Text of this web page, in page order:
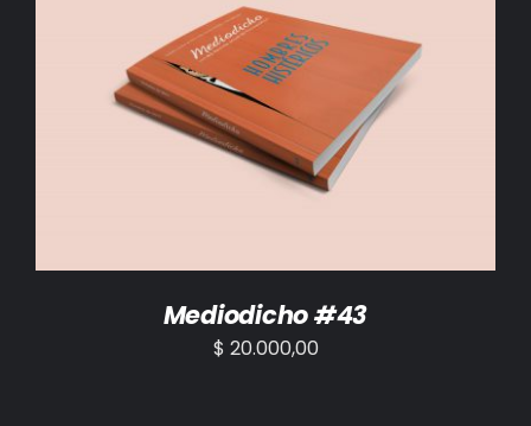
AÑADIR AL CARRITO DETALLES
Mediodicho #43
$ 20.000,00